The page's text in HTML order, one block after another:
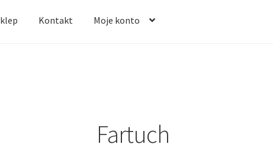
Kontakt Moje konto
Fartuch